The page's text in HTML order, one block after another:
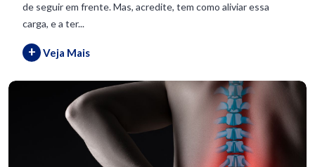
de seguir em frente. Mas, acredite, tem como aliviar essa
carga, e a ter...
+ Veja Mais